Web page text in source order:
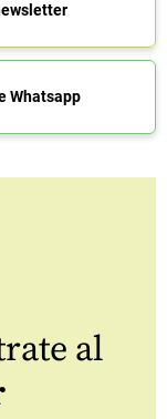
Whatsapp
al